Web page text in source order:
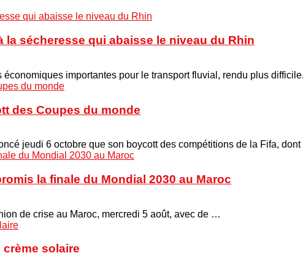
la sécheresse qui abaisse le niveau du Rhin
importantes pour le transport fluvial, rendu plus
des Coupes du monde
jeudi 6 octobre que son boycott des compétitions de la Fifa,
la finale du Mondial 2030 au Maroc
de crise au Maroc, mercredi 5 août, avec de …
crème solaire